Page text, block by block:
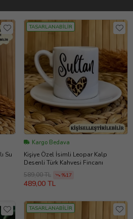
Su
TASARLANABİLİR
Kargo Bedava
Kişiye Özel İsimli Leopar Kalp
Desenli Türk Kahvesi Fincanı
589,00 TL
%17
489,00 TL
TASARLANABİLİR